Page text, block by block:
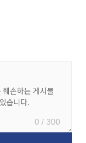
0 / 300